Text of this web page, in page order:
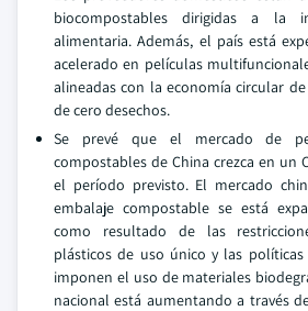
biocompostables dirigidas a la
alimentaria. Además, el país está
acelerado en películas
alineadas con la economía circular
de cero desechos.
Se prevé que el mercado de
compostables de China crezca en un
el período previsto. El mercado
embalaje compostable se está
como resultado de las
plásticos de uso único y las
imponen el uso de materiales
nacional está aumentando a través